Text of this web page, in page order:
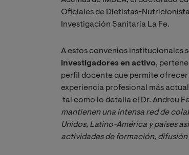
Oficiales de Dietistas-
Investigación Sanitaria La Fe.
A estos convenios institucionales
investigadores en activo,
perfil docente que permite
experiencia profesional más
tal como lo detalla el Dr. Andreu
mantienen una intensa red de
Unidos, Latino-América y países
actividades de formación,